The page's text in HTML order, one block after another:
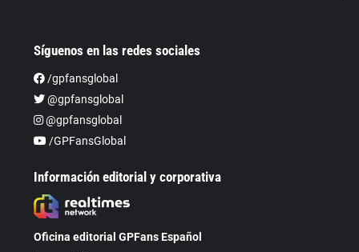
Síguenos en las redes sociales
/gpfansglobal
@gpfansglobal
@gpfansglobal
/GPFansGlobal
Información editorial y corporativa
Oficina editorial GPFans Español